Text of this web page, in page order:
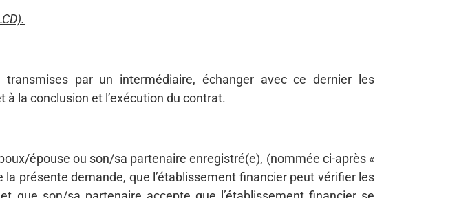
par un intermédiaire, échanger avec ce dernier les
la conclusion et l’exécution du contrat.
épouse ou son/sa partenaire enregistré(e), (nommée ci-après «
présente demande, que l’établissement financier peut vérifier les